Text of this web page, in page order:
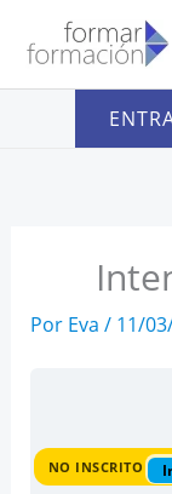
contenido
Por Eva / 11/
NO INSCRITO